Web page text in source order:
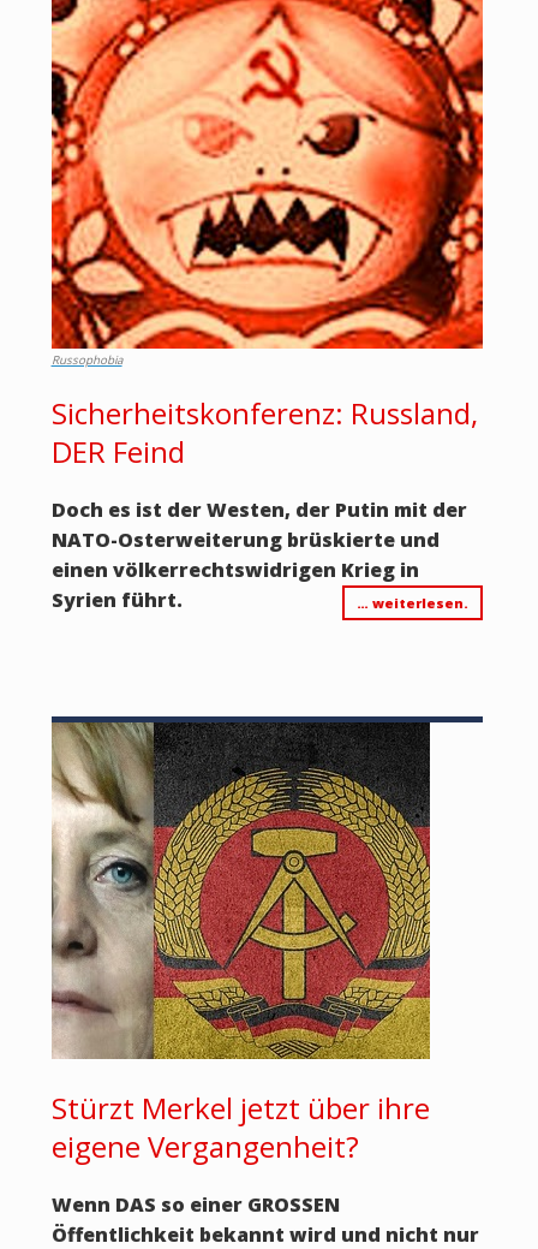
Russophobia
Sicherheitskonferenz: Russland,
DER Feind
Doch es ist der Westen, der Putin mit der
NATO-Osterweiterung brüskierte und
einen völkerrechtswidrigen Krieg in
Syrien führt.
… weiterlesen.
Stürzt Merkel jetzt über ihre
eigene Vergangenheit?
Wenn DAS so einer GROSSEN
Öffentlichkeit bekannt wird und nicht nur